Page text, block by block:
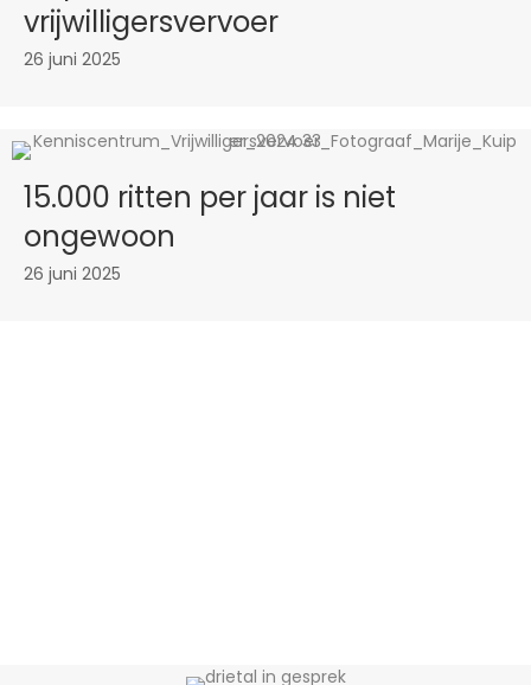
vrijwilligersvervoer
26 juni 2025
15.000 ritten per jaar is niet
ongewoon
26 juni 2025